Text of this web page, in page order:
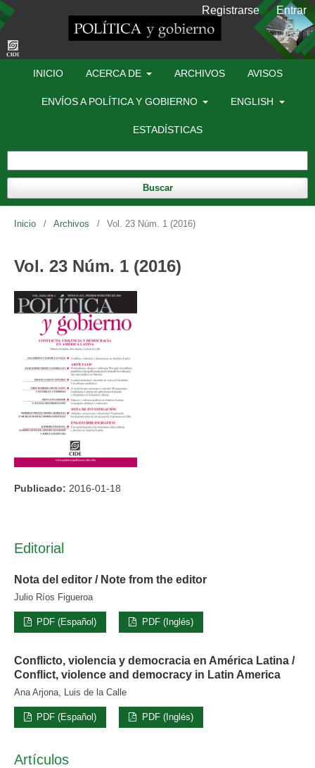
INICIO ACERCA DE ARCHIVOS AVISOS
ENVÍOS A POLÍTICA Y GOBIERNO ENGLISH
ESTADÍSTICAS
Buscar
Registrarse Entrar
Inicio / Archivos / Vol. 23 Núm. 1 (2016)
Vol. 23 Núm. 1 (2016)
Publicado: 2016-01-18
Editorial
Nota del editor / Note from the editor
Julio Ríos Figueroa
PDF (Español) PDF (Inglés)
Conflicto, violencia y democracia en América Latina /
Conflict, violence and democracy in Latin America
Ana Arjona, Luis de la Calle
PDF (Español) PDF (Inglés)
Artículos